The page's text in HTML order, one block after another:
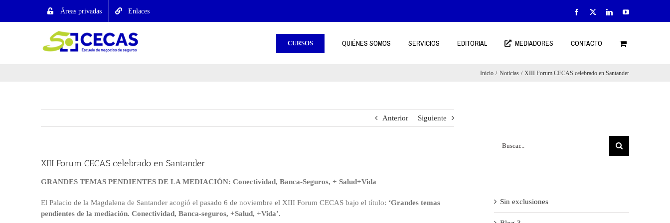
Áreas privadas Enlaces Facebook LinkedInYouTube
CURSOS QUIÉNES SOMOS SERVICIOS EDITORIAL MEDIADORES CONTACTO
Inicio Noticias XIII Forum CECAS celebrado en Santander
Anterior Siguiente
XIII Forum CECAS celebrado en Santander
GRANDES TEMAS PENDIENTES DE LA MEDIACIÓN: Conectividad, Banca-Seguros, + Salud+Vida
El Palacio de la Magdalena de Santander acogió el pasado 6 de noviembre el XIII Forum CECAS bajo el título: ‘Grandes temas
pendientes de la mediación. Conectividad, Banca-seguros, +Salud, +Vida’.
Sin exclusiones